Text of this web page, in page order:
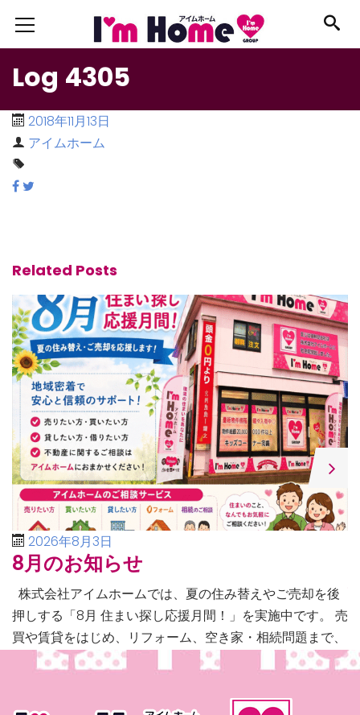
Log 4305
2018年11月13日
アイムホーム
Related Posts
2026年8月3日
8月のお知らせ
株式会社アイムホームでは、夏の住み替えやご売却を後
押しする「8月 住まい探し応援月間！」を実施中です。 売
買や賃貸をはじめ、リフォーム、空き家・相続問題まで、
不動産に関するあらゆるご相談に幅広く対応いたしま […]